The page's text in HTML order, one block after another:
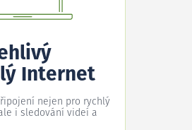
Internet
nejen pro rychlý
i sledování videí a